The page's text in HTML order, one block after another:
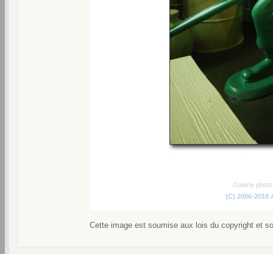
Galerie
(C) 2006-2010
Cette image est soumise aux lois du copyright et